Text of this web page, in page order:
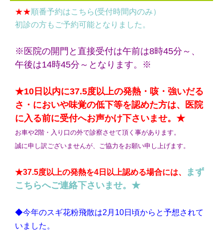
★★ 順番予約はこちら(受付時間内のみ）
初診の方もご予約可能となりました。
※医院の開門と直接受付は午前は8時45分～、
午後は14時45分～となります。※
★10日以内に37.5度以上の発熱・咳・強いだる
さ・においや味覚の低下等を認めた方は、医院
に入る前に受付へお声かけ下さいませ。★
お車や2階・入り口の外で診察させて頂く事があります。
誠に申し訳ございませんが、ご協力をお願い申し上げます。
★37.5度以上の発熱を4日以上認める場合には、
まず
こちらへご連絡下さいませ。★
◆今年のスギ花粉飛散は2月10日頃からと予想されて
いました。